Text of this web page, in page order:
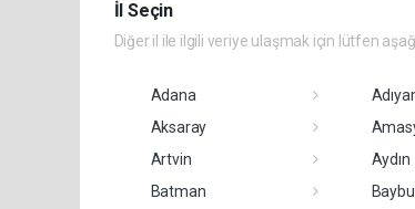
İl Seçin
Diğer il ile ilgili veriye ulaşmak için lütfen
Adana
Aksaray
Artvin
Aydın
Batman